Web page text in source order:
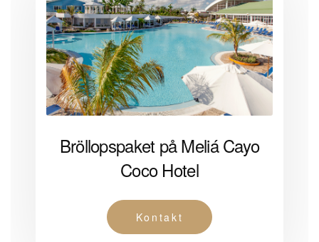
Bröllopspaket på Meliá Cayo
Coco Hotel
Kontakt